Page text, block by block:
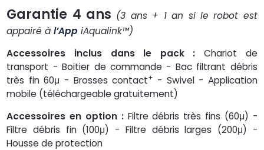
Garantie 4 ans (3 ans + 1 an si le robot est
appairé àl’App iAqualink™)
Accessoires inclus dans le pack :Chariot de
transport - Boitier de commande - Bac filtrant débris
très fin 60μ - Brosses contact+ - Swivel - Application
mobile (téléchargeable gratuitement)
Accessoires en option :Filtre débris très fins (60μ) -
Filtre débris fin (100μ) - Filtre débris larges (200μ) -
Housse de protection